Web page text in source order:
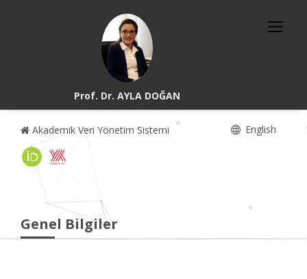
Prof. Dr. AYLA DOĞAN
Akademik Veri Yönetim Sistemi English
Genel Bilgiler